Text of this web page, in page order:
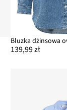
139,99 zł